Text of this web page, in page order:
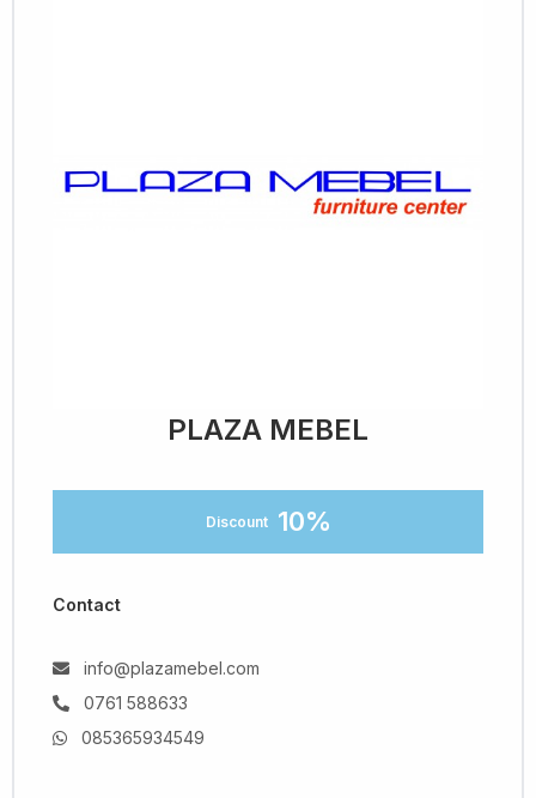
PLAZA MEBEL
Discount 10%
Contact
info@plazamebel.com
0761 588633
085365934549